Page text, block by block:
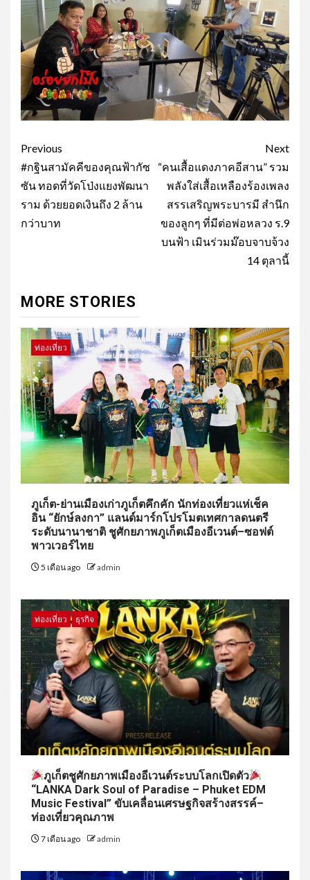
Post
navigation
Previous
#กฐินสามัคคีของคุณฟ้ากัซ
ซัน ทอดที่วัดโป่งแยงพัฒนา
ราม ด้วยยอดเงินถึง 2 ล้าน
กว่าบาท
Next
“คนเสื้อแดงภาคอีสาน” รวม
พลังใส่เสื้อเหลืองร้องเพลง
สรรเสริญพระบารมี สำนึก
ของลูกๆ ที่มีต่อพ่อหลวง ร.9
บนฟ้า เมินร่วมม๊อบจาบจ้วง
14 ตุลานี้
MORE STORIES
ท่องเที่ยว
ภูเก็ต-ย่านเมืองเก่าภูเก็ตคึกคัก นักท่องเที่ยวแห่เช็ค
อิน “ยักษ์ลงกา” แลนด์มาร์กโปรโมตเทศกาลดนตรี
ระดับนานาชาติ ชูศักยภาพภูเก็ตเมืองอีเวนต์–ซอฟต์
พาวเวอร์ไทย
5 เดือน ago admin
ท่องเที่ยว ธุรกิจ
ภูเก็ตชูศักยภาพเมืองอีเวนต์ระบบโลกเปิดตัว
“LANKA Dark Soul of Paradise – Phuket EDM
Music Festival” ขับเคลื่อนเศรษฐกิจสร้างสรรค์–
ท่องเที่ยวคุณภาพ
7 เดือน ago admin